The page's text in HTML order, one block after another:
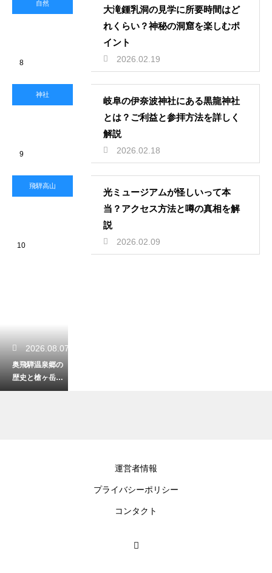
自然
8
大滝鍾乳洞の見学に所要時間はど
れくらい？神秘の洞窟を楽しむポ
イント
2026.02.19
神社
9
岐阜の伊奈波神社にある黒龍神社
とは？ご利益と参拝方法を詳しく
解説
2026.02.18
飛騨高山
10
光ミュージアムが怪しいって本
当？アクセス方法と噂の真相を解
説
2026.02.09
2026.08.07
奥飛騨温泉郷の
歴史と槍ヶ岳の
深い繋がりと
運営者情報
プライバシーポリシー
コンタクト